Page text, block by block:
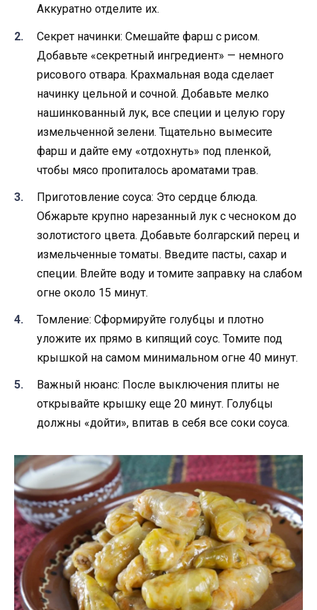
Аккуратно отделите их.
Секрет начинки: Смешайте фарш с рисом.
Добавьте «секретный ингредиент» — немного
рисового отвара. Крахмальная вода сделает
начинку цельной и сочной. Добавьте мелко
нашинкованный лук, все специи и целую гору
измельченной зелени. Тщательно вымесите
фарш и дайте ему «отдохнуть» под пленкой,
чтобы мясо пропиталось ароматами трав.
Приготовление соуса: Это сердце блюда.
Обжарьте крупно нарезанный лук с чесноком до
золотистого цвета. Добавьте болгарский перец и
измельченные томаты. Введите пасты, сахар и
специи. Влейте воду и томите заправку на слабом
огне около 15 минут.
Томление: Сформируйте голубцы и плотно
уложите их прямо в кипящий соус. Томите под
крышкой на самом минимальном огне 40 минут.
Важный нюанс: После выключения плиты не
открывайте крышку еще 20 минут. Голубцы
должны «дойти», впитав в себя все соки соуса.